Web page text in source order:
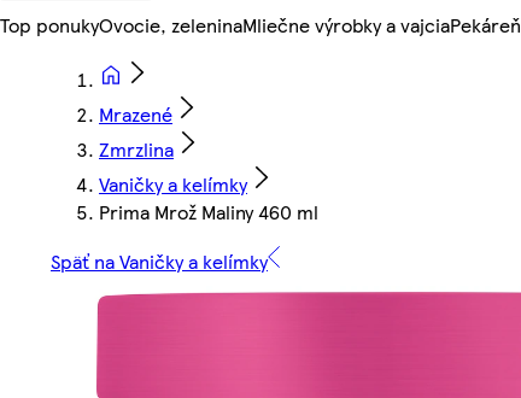
Top ponukyOvocie, zeleninaMliečne výrobky a vajciaPekáreň
Mrazené
Zmrzlina
Vaničky a kelímky
Prima Mrož Maliny 460 ml
Späť na Vaničky a kelímky